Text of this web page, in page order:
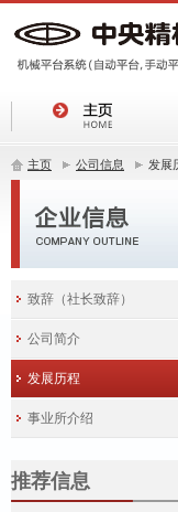
主页 公司信息 发展
致辞（社长致辞）
公司简介
发展历程
事业所介绍
推荐信息